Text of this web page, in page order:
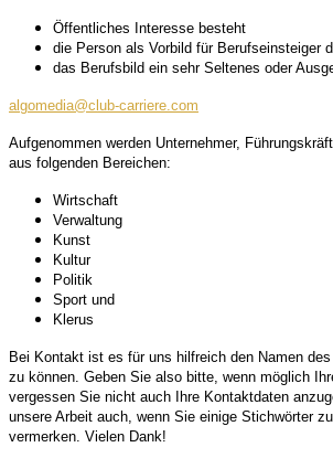
Öffentliches Interesse besteht
die Person als Vorbild für Berufseinsteiger
das Berufsbild ein sehr Seltenes oder
algomedia@club-carriere.com
Aufgenommen werden Unternehmer,
aus folgenden Bereichen:
Wirtschaft
Verwaltung
Kunst
Kultur
Politik
Sport und
Klerus
Bei Kontakt ist es für uns hilfreich den Namen
zu können. Geben Sie also bitte, wenn möglich
vergessen Sie nicht auch Ihre Kontaktdaten
unsere Arbeit auch, wenn Sie einige Stichwörter
vermerken. Vielen Dank!